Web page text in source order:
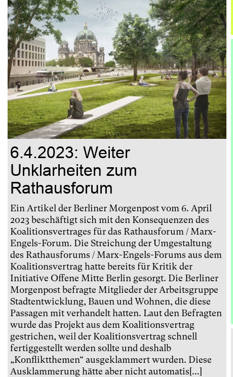
6.4.2023: Weiter
Unklarheiten zum
Rathausforum
Ein Artikel der Berliner Morgenpost vom 6. April
2023 beschäftigt sich mit den Konsequenzen des
Koalitionsvertrages für das Rathausforum / Marx-
Engels-Forum. Die Streichung der Umgestaltung
des Rathausforums / Marx-Engels-Forums aus dem
Koalitionsvertrag hatte bereits für Kritik der
Initiative Offene Mitte Berlin gesorgt. Die Berliner
Morgenpost befragte Mitglieder der Arbeitsgruppe
Stadtentwicklung, Bauen und Wohnen, die diese
Passagen mit verhandelt hatten. Laut den Befragten
wurde das Projekt aus dem Koalitionsvertrag
gestrichen, weil der Koalitionsvertrag schnell
fertiggestellt werden sollte und deshalb
„Konfliktthemen“ ausgeklammert wurden. Diese
Ausklammerung hätte aber nicht automatis[...]